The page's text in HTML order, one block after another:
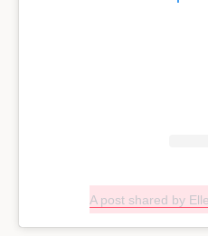
A post shared by